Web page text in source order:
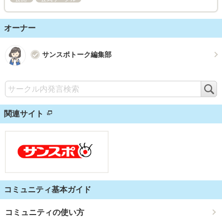
オーナー
サンスポトーク編集部
関連サイト
コミュニティ基本ガイド
コミュニティの使い方